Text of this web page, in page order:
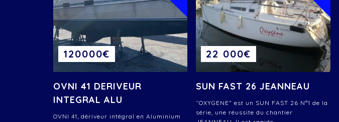
120000€
OVNI 41 DERIVEUR
INTEGRAL ALU
OVNI 41, dériveur intégral en Aluminium
22 000€
SUN FAST 26 JEANNEAU
“OXYGENE” est un SUN FAST 26 N°1 de la
série, une réussite du chantier